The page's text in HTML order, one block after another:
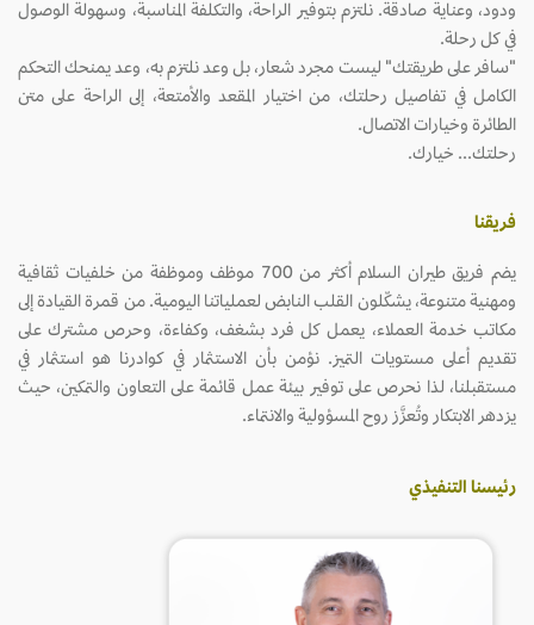
ودود، وعناية صادقة. نلتزم بتوفير الراحة، والتكلفة المناسبة، وسهولة الوصول
في كل رحلة.
"سافر على طريقتك" ليست مجرد شعار، بل وعد نلتزم به، وعد يمنحك التحكم
الكامل في تفاصيل رحلتك، من اختيار المقعد والأمتعة، إلى الراحة على متن
الطائرة وخيارات الاتصال.
رحلتك... خيارك.
فريقنا
يضم فريق طيران السلام أكثر من 700 موظف وموظفة من خلفيات ثقافية
ومهنية متنوعة، يشكّلون القلب النابض لعملياتنا اليومية. من قمرة القيادة إلى
مكاتب خدمة العملاء، يعمل كل فرد بشغف، وكفاءة، وحرص مشترك على
تقديم أعلى مستويات التميز. نؤمن بأن الاستثمار في كوادرنا هو استثمار في
مستقبلنا، لذا نحرص على توفير بيئة عمل قائمة على التعاون والتمكين، حيث
يزدهر الابتكار وتُعزَّز روح المسؤولية والانتماء.
رئيسنا التنفيذي